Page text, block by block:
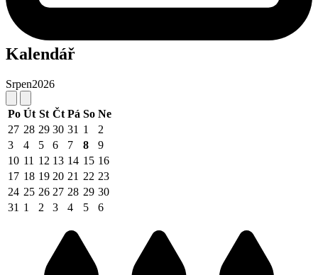
Kalendář
Srpen2026
Po Út St Čt Pá So Ne
27 28 29 30 31 1
2
3
4 5 6 7 8
9
10 11 12 13 14 15 16
17 18 19 20 21 22 23
24 25 26 27 28 29 30
31 1 2 3 4 5 6